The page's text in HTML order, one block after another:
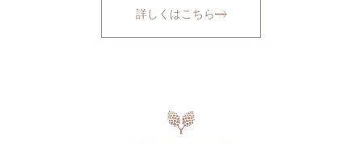
詳しくはこちら